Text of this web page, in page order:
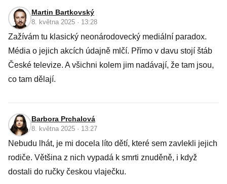
Martin Bartkovský
8. května 2025 · 13:28
Zažívám tu klasický neonárodovecký mediální paradox.
Média o jejich akcích údajně mlčí. Přímo v davu stojí štáb
České televize. A všichni kolem jim nadávají, že tam jsou,
co tam dělají.
Barbora Prchalová
8. května 2025 · 13:27
Nebudu lhát, je mi docela líto dětí, které sem zavlekli jejich
rodiče. Většina z nich vypadá k smrti znuděně, i když
dostali do ručky českou vlaječku.